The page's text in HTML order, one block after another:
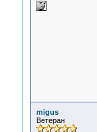
migus
Ветеран